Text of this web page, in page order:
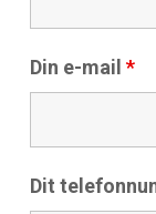
Din e-mail*
Dit